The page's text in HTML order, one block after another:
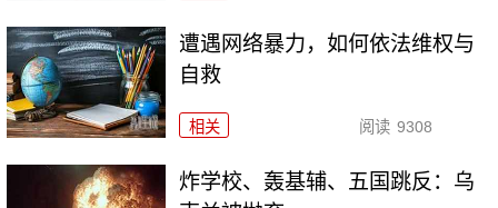
遭遇网络暴力，如何依法维权与
自救
相关 阅读 9308
炸学校、轰基辅、五国跳反：乌